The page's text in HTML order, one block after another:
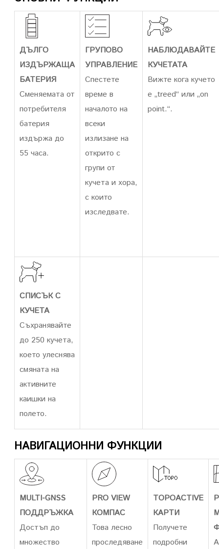
ДЪЛГО
ИЗДЪРЖАЩА
БАТЕРИЯ
Сменяемата от
потребителя
батерия
издържа до
55 часа.
ГРУПОВО
УПРАВЛЕНИЕ
Спестете
време в
началото на
всеки
излизане на
открито с
групи от
кучета и хора,
с които
изследвате.
НАБЛЮДАВАЙТЕ
КУЧЕТАТА
Вижте кога кучето
е „treed“ или „on
point.“.
СПИСЪК С
КУЧЕТА
Съхранявайте
до 250 кучета,
което улеснява
смяната на
активните
каишки на
полето.
НАВИГАЦИОННИ ФУНКЦИИ
MULTI-GNSS
ПОДДРЪЖКА
Достъп до
множество
PRO VIEW
КОМПАС
Това лесно
проследяване
TOPOACTIVE
КАРТИ
Получете
подробни